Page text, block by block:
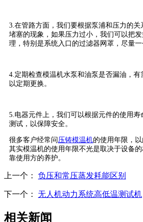
3.在管路方面，我们要根据泵浦和压力的
堵塞的现象，如果压力过小，我们可以把
理，特别是系统入口的过滤器网罩，尽量一
4.定期检查模温机水泵和油泵是否漏油，
以定期更换。
5.电器元件上，我们可以根据元件的使用
测试，以保障安全。
很多客户经常问压铸模温机的使用年限，以
其实模温机的使用年限不光是取决于设备
靠使用方的养护。
上一个： 负压和常压蒸发耗能区别
下一个： 无人机动力系统高低温测试机
相关新闻